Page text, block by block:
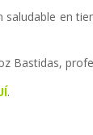
en
Bastidas,
.